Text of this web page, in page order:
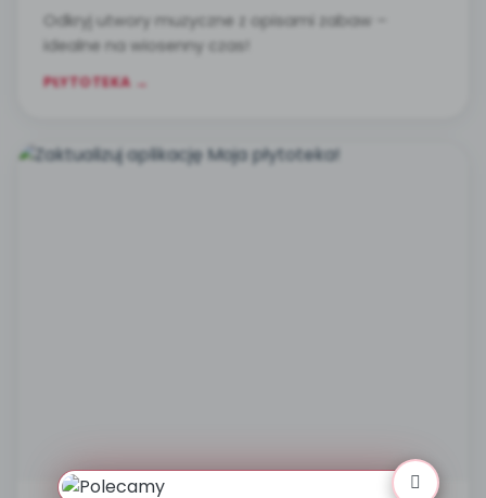
Odkryj utwory muzyczne z opisami zabaw –
idealne na wiosenny czas!
PŁYTOTEKA →